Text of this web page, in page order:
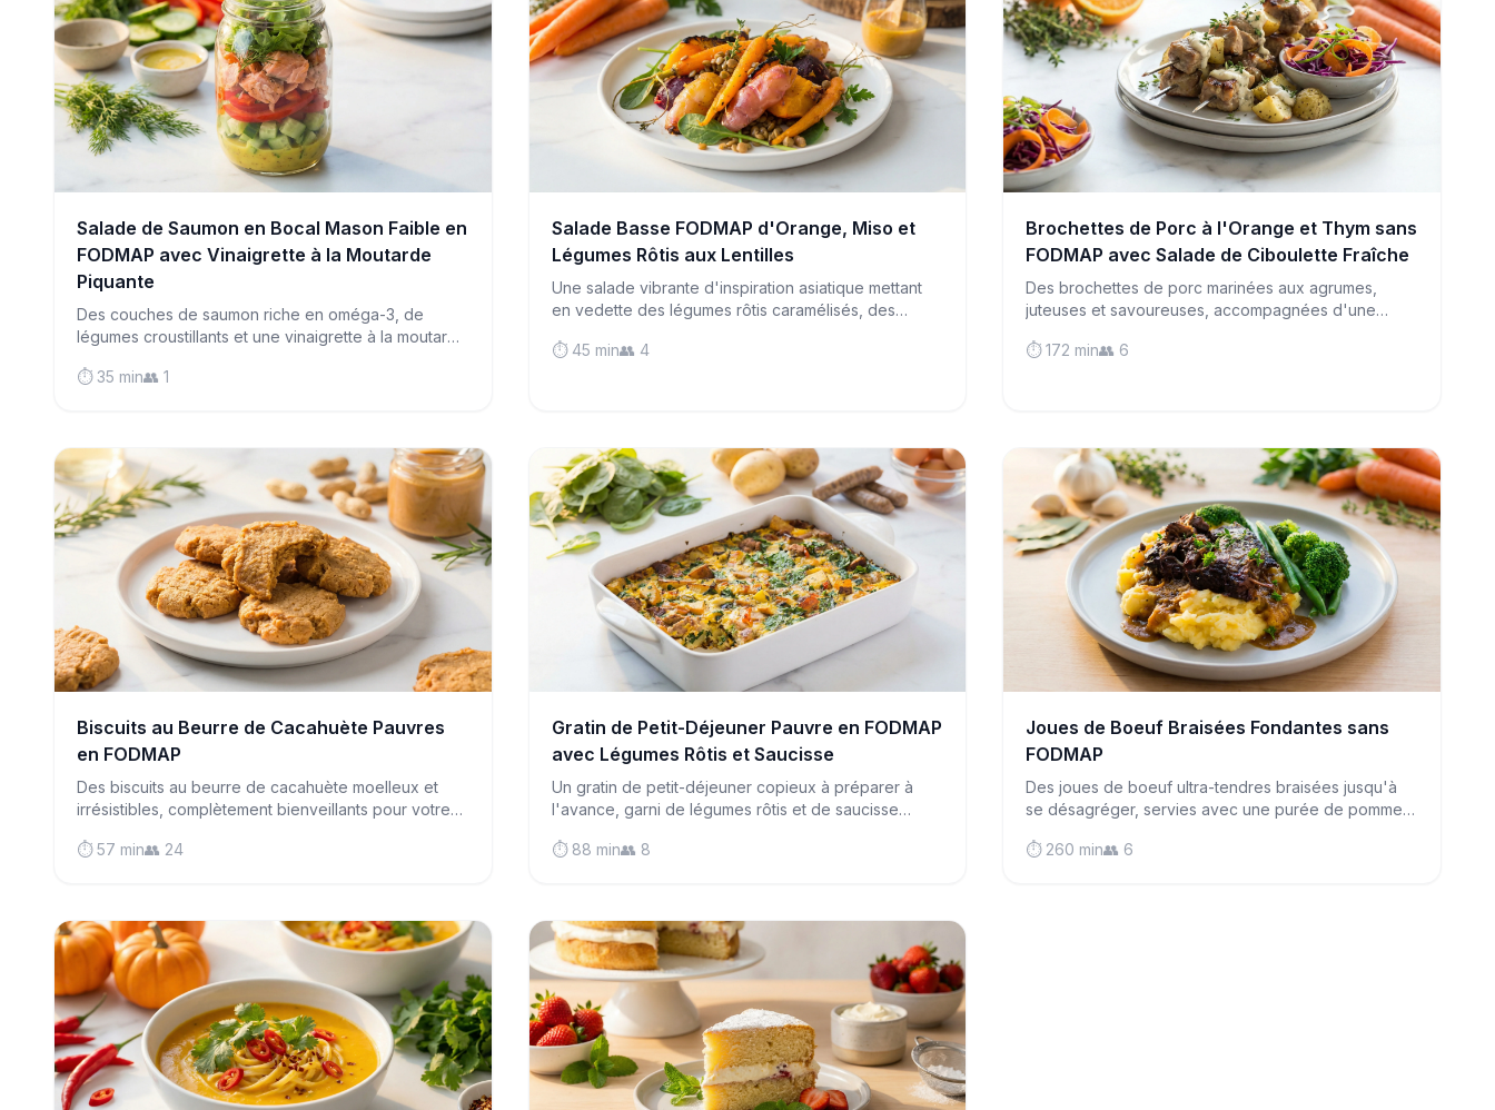
Salade de Saumon en Bocal Mason Faible en
FODMAP avec Vinaigrette à la Moutarde
Piquante
Des couches de saumon riche en oméga-3, de
légumes croustillants et une vinaigrette à la moutarde
FODMAP ultime qui reste frais pendant des jours.
⏱️ 35 min👥 1
Salade Basse FODMAP d'Orange, Miso et
Légumes Rôtis aux Lentilles
Une salade vibrante d'inspiration asiatique mettant
en vedette des légumes rôtis caramélisés, des
acidulée qui vous donnera envie de vous resservir.
⏱️ 45 min👥 4
Brochettes de Porc à l'Orange et Thym sans
FODMAP avec Salade de Ciboulette Fraîche
Des brochettes de porc marinées aux agrumes,
juteuses et savoureuses, accompagnées d'une
plaît à tous et qui est doux pour les estomacs
⏱️ 172 min👥 6
Biscuits au Beurre de Cacahuète Pauvres
en FODMAP
Des biscuits au beurre de cacahuète moelleux et
irrésistibles, complètement bienveillants pour votre
que vous n'avez pas besoin de sacrifier la saveur
⏱️ 57 min👥 24
Gratin de Petit-Déjeuner Pauvre en FODMAP
avec Légumes Rôtis et Saucisse
Un gratin de petit-déjeuner copieux à préparer à
l'avance, garni de légumes rôtis et de saucisse
et doux pour les estomacs sensibles.
⏱️ 88 min👥 8
Joues de Boeuf Braisées Fondantes sans
FODMAP
Des joues de boeuf ultra-tendres braisées jusqu'à
se désagréger, servies avec une purée de pommes
réconfort qui respecte votre digestion.
⏱️ 260 min👥 6